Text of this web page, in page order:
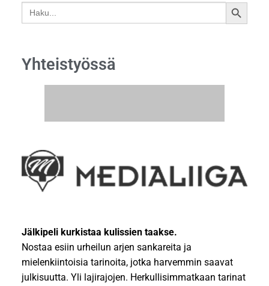
Search
for:
SEARCH
Yhteistyössä
Jälkipeli kurkistaa kulissien taakse.
Nostaa esiin urheilun arjen sankareita ja
mielenkiintoisia tarinoita, jotka harvemmin saavat
julkisuutta. Yli lajirajojen. Herkullisimmatkaan tarinat